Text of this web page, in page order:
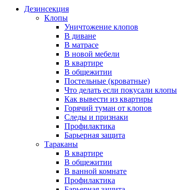
Дезинсекция
Клопы
Уничтожение клопов
В диване
В матрасе
В новой мебели
В квартире
В общежитии
Постельные (кроватные)
Что делать если покусали клопы
Как вывести из квартиры
Горячий туман от клопов
Следы и признаки
Профилактика
Барьерная защита
Тараканы
В квартире
В общежитии
В ванной комнате
Профилактика